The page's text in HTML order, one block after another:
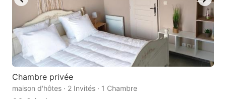
Chambre privée
maison d'hôtes · 2 Invités · 1 Chambre